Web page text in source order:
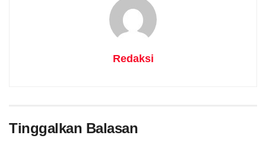
Redaksi
Tinggalkan Balasan